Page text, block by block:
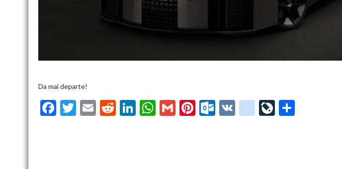
Da mai departe!
F
T
E
R
Li W G
Pi O V
g
Li